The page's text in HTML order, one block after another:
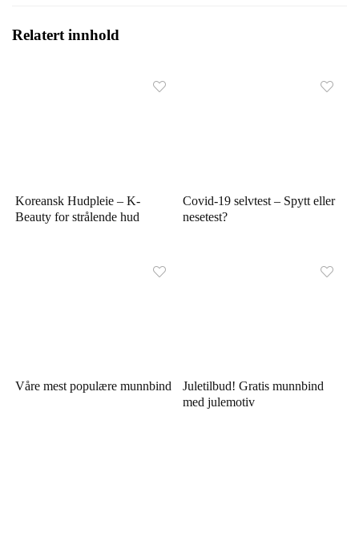
Relatert innhold
Koreansk Hudpleie – K-
Beauty for strålende hud
Covid-19 selvtest – Spytt eller
nesetest?
Våre mest populære munnbind
Juletilbud! Gratis munnbind
med julemotiv